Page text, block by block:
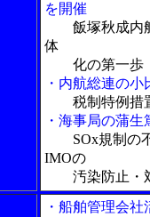
を開催
飯塚秋成内
体
化の第一歩
・内航総連の
税制特例措
・海事局の蒲
SOx規制の
IMOの
汚染防止・対
・船舶管理会